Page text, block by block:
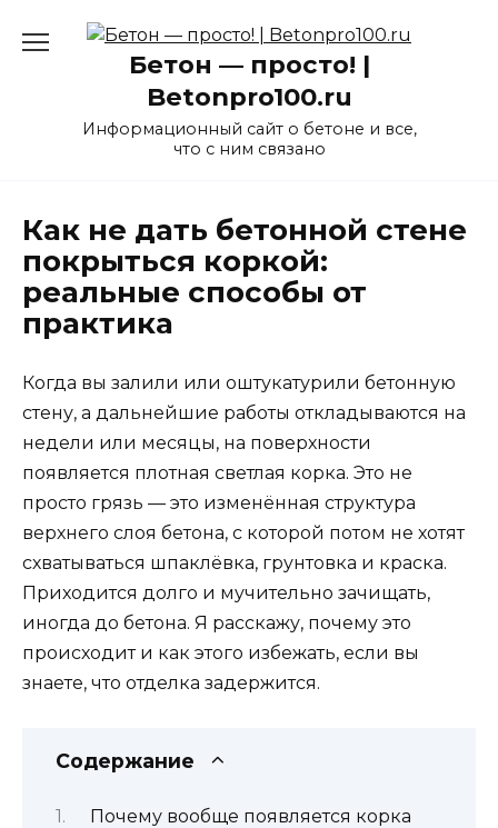
Бетон — просто! |
Betonpro100.ru
Информационный сайт о бетоне и все,
что с ним связано
Как не дать бетонной стене
покрыться коркой:
реальные способы от
практика
Когда вы залили или оштукатурили бетонную
стену, а дальнейшие работы откладываются на
недели или месяцы, на поверхности
появляется плотная светлая корка. Это не
просто грязь — это изменённая структура
верхнего слоя бетона, с которой потом не хотят
схватываться шпаклёвка, грунтовка и краска.
Приходится долго и мучительно зачищать,
иногда до бетона. Я расскажу, почему это
происходит и как этого избежать, если вы
знаете, что отделка задержится.
Содержание
Почему вообще появляется корка